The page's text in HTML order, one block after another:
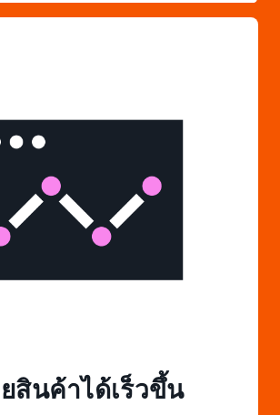
สินค้าได้เร็วขึ้น